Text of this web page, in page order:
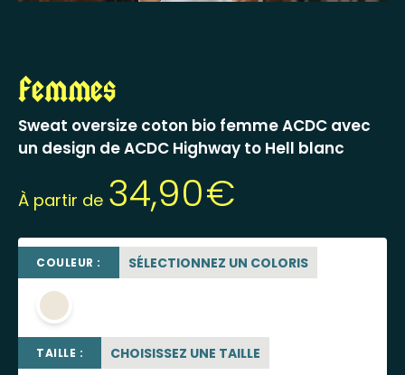
Femmes
Sweat oversize coton bio femme ACDC avec
un design de ACDC Highway to Hell blanc
À partir de 34,90€
COULEUR : SÉLECTIONNEZ UN COLORIS
TAILLE : CHOISISSEZ UNE TAILLE